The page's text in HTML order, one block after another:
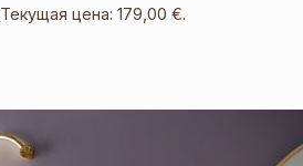
Текущая цена: 179,00 €.